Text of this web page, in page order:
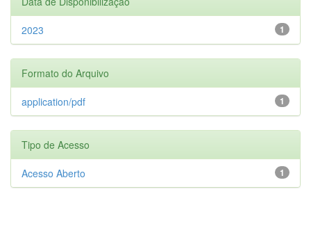
1
2023
Formato do Arquivo
1
application/pdf
Tipo de Acesso
1
Acesso Aberto